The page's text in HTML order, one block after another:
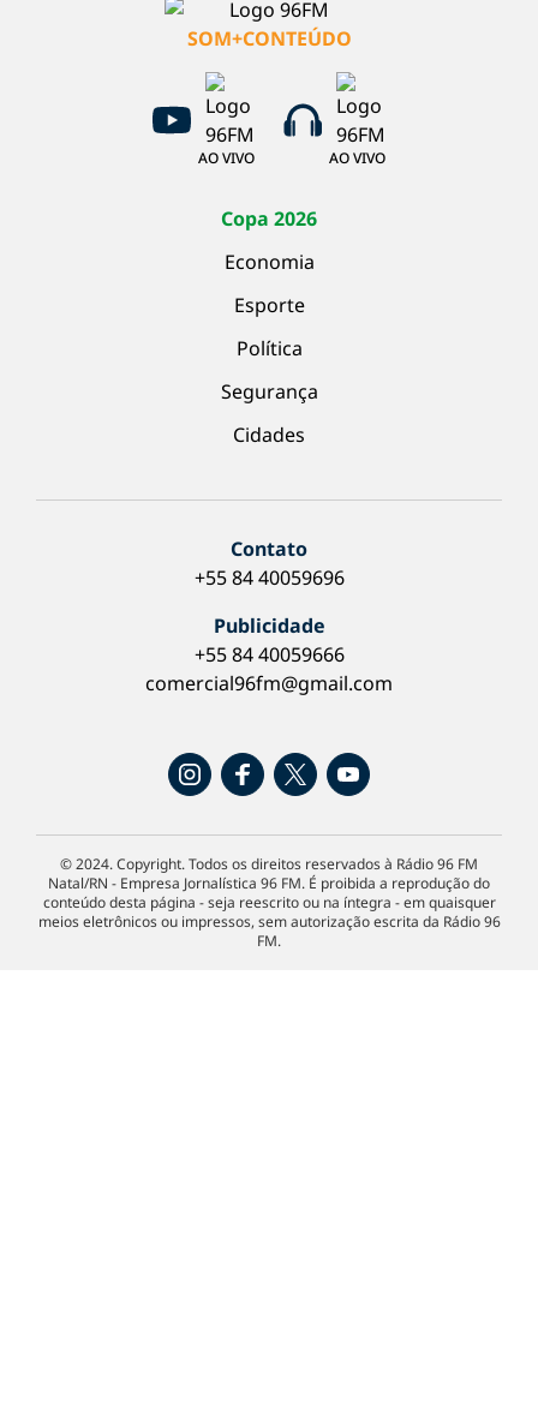
SOM+CONTEÚDO
AO VIVO AO VIVO
Copa 2026
Economia
Esporte
Política
Segurança
Cidades
Contato
+55 84 40059696
Publicidade
+55 84 40059666
comercial96fm@gmail.com
© 2024. Copyright. Todos os direitos reservados à Rádio 96 FM
Natal/RN - Empresa Jornalística 96 FM. É proibida a reprodução do
conteúdo desta página - seja reescrito ou na íntegra - em quaisquer
meios eletrônicos ou impressos, sem autorização escrita da Rádio 96
FM.